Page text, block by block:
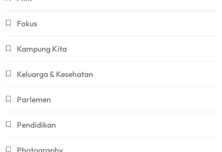
Fokus
Kampung Kita
Keluarga & Kesehatan
Parlemen
Pendidikan